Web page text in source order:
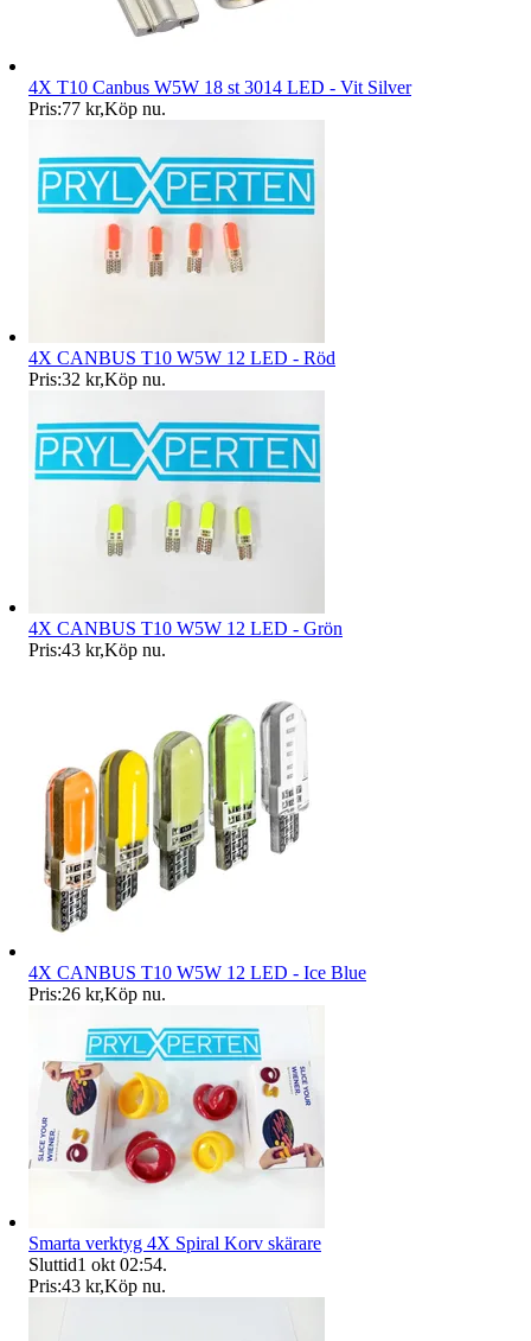
4X T10 Canbus W5W 18 st 3014 LED - Vit Silver
Pris:77 kr,Köp nu.
4X CANBUS T10 W5W 12 LED - Röd
Pris:32 kr,Köp nu.
4X CANBUS T10 W5W 12 LED - Grön
Pris:43 kr,Köp nu.
4X CANBUS T10 W5W 12 LED - Ice Blue
Pris:26 kr,Köp nu.
Smarta verktyg 4X Spiral Korv skärare
Sluttid1 okt 02:54.
Pris:43 kr,Köp nu.